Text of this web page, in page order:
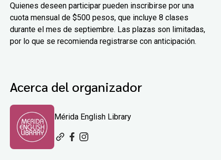
Quienes deseen participar pueden inscribirse por una
cuota mensual de $500 pesos, que incluye 8 clases
durante el mes de septiembre. Las plazas son limitadas,
por lo que se recomienda registrarse con anticipación.
Acerca del organizador
Mérida English Library